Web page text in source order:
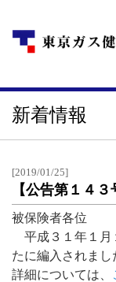
新着情報
[2019/01/25]
【公告第１４
被保険者各位
平成３１年１月
たに編入されまし
詳細については、